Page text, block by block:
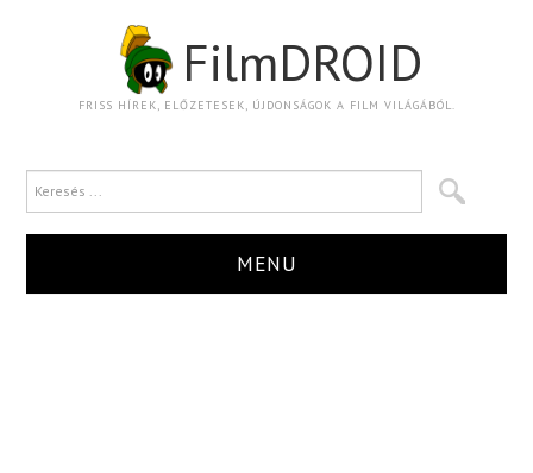
FilmDROID
FRISS HÍREK, ELŐZETESEK, ÚJDONSÁGOK A FILM VILÁGÁBÓL.
MENU